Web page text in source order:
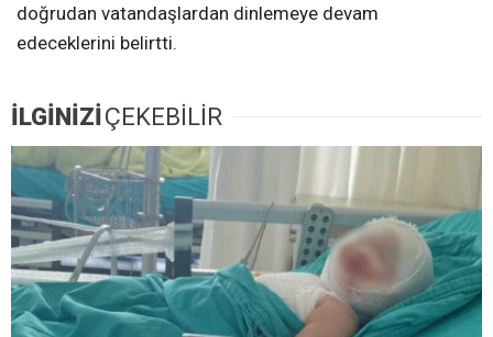
doğrudan vatandaşlardan dinlemeye devam
edeceklerini belirtti.
İLGİNİZİÇEKEBİLİR